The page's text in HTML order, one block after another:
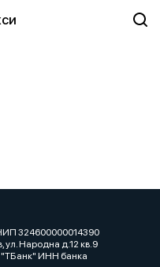
324600000014390
ул. Народна д.12 кв.9
ИНН банка